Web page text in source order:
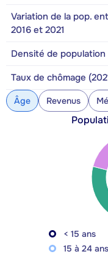
Variation de la pop.
2016 et 2021
Densité de population
Taux de chômage
Âge Revenus
< 15 ans
15 à 24 ans